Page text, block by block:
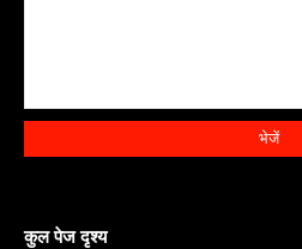
कुल पेज दृश्य